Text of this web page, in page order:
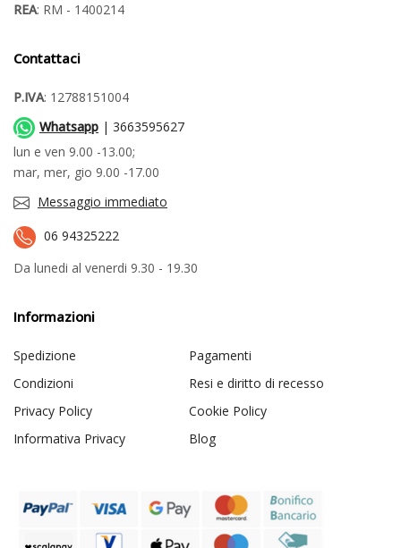
REA: RM - 1400214
Contattaci
P.IVA: 12788151004
Whatsapp | 3663595627
lun e ven 9.00 -13.00;
mar, mer, gio 9.00 -17.00
Messaggio immediato
06 94325222
Da lunedi al venerdi 9.30 - 19.30
Informazioni
Spedizione
Pagamenti
Condizioni
Resi e diritto di recesso
Privacy Policy
Cookie Policy
Informativa Privacy
Blog